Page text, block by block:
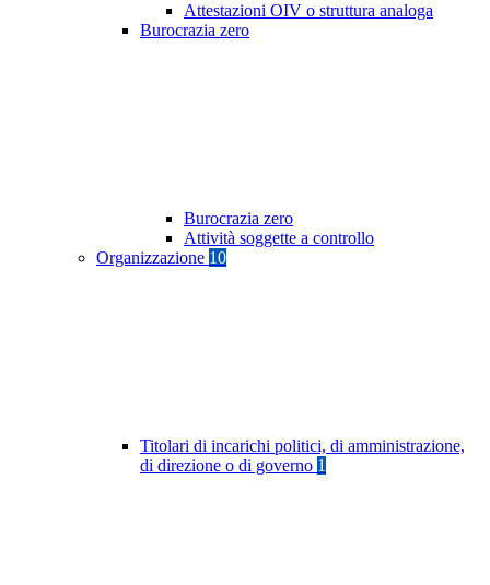
Attestazioni OIV o struttura analoga
Burocrazia zero
Burocrazia zero
Attività soggette a controllo
Organizzazione 10
Titolari di incarichi politici, di amministrazione,
di direzione o di governo 1